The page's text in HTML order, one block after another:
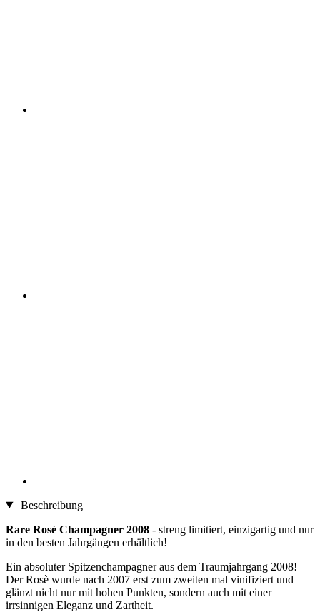
Beschreibung
Rare Rosé Champagner 2008 - streng limitiert, einzigartig und nur
in den besten Jahrgängen erhältlich!
Ein absoluter Spitzenchampagner aus dem Traumjahrgang 2008!
Der Rosè wurde nach 2007 erst zum zweiten mal vinifiziert und
glänzt nicht nur mit hohen Punkten, sondern auch mit einer
irrsinnigen Eleganz und Zartheit.